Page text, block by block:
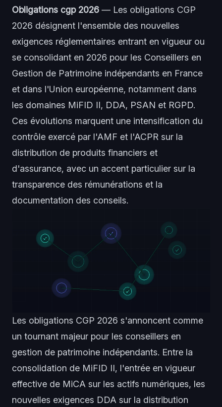
Obligations cgp 2026 — Les obligations CGP
2026 désignent l'ensemble des nouvelles
exigences réglementaires entrant en vigueur ou
se consolidant en 2026 pour les Conseillers en
Gestion de Patrimoine indépendants en France
et dans l'Union européenne, notamment dans
les domaines MiFID II, DDA, PSAN et RGPD.
Ces évolutions marquent une intensification du
contrôle exercé par l'AMF et l'ACPR sur la
distribution de produits financiers et
d'assurance, avec un accent particulier sur la
transparence des rémunérations et la
documentation des conseils.
Les obligations CGP 2026 s'annoncent comme
un tournant majeur pour les conseillers en
gestion de patrimoine indépendants. Entre la
consolidation de MiFID II, l'entrée en vigueur
effective de MiCA sur les actifs numériques, les
nouvelles exigences DDA sur la distribution